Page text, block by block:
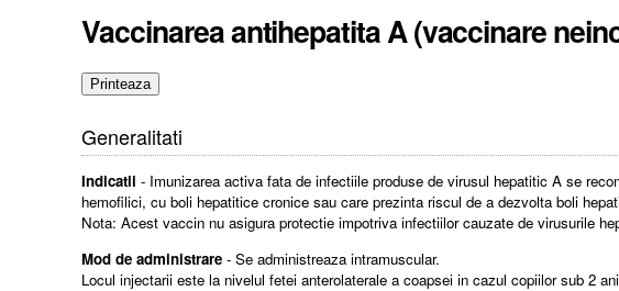
Vaccinarea antihepatita A (vaccinare
Generalitati
Indicatii - Imunizarea activa fata de infectiile produse de virusul hepatitic A se
hemofilici, cu boli hepatitice cronice sau care prezinta riscul de a dezvolta boli
Nota: Acest vaccin nu asigura protectie impotriva infectiilor cauzate de virusurile
Mod de administrare - Se administreaza intramuscular.
Locul injectarii este la nivelul fetei anterolaterale a coapsei in cazul copiilor sub 2